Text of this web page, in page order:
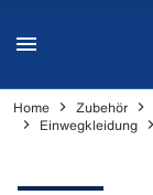
Home Zubehör
Einwegkleidung